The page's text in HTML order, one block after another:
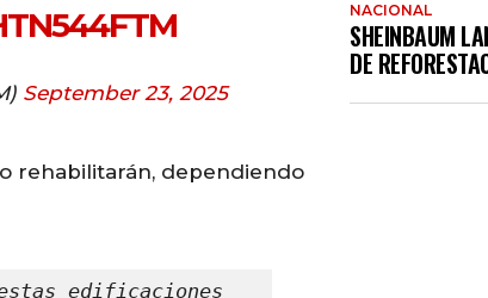
September 23, 2025
rehabilitarán, dependiendo
edificaciones
NACIONAL
SHEINBAUM
DE